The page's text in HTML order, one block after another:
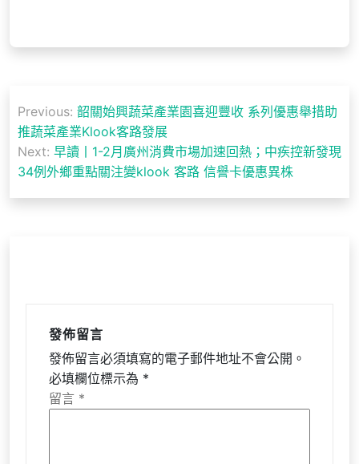
章
導
覽
Previous: 韶關始興蔬菜產業園喜迎豐收 系列優惠舉措助
推蔬菜產業Klook客路發展
Next: 早讀丨1-2月廣州消費市場加速回熱；中疾控新發現
34例外鄉重點關注變klook 客路 信譽卡優惠異株
發佈留言
發佈留言必須填寫的電子郵件地址不會公開。
必填欄位標示為 *
留言 *